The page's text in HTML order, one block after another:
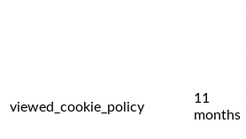
viewed_cookie_policy
11
months